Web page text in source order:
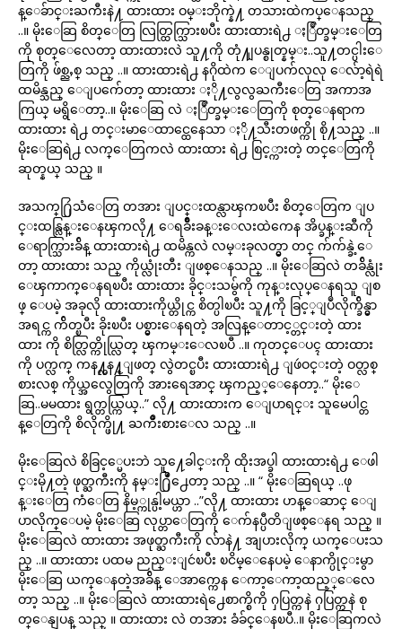
န္ေခ်ာင္းႀကီးနဲ႔ ထားထား ဝမ္းဘိုက္နဲ႔ တသားထဲကပ္ေနသည္
..။ မိုးေဆြ စိတ္ေတြ လြတ္ထြက္သြားၿပီး ထားထားရဲ႕ ႏြဳတ္ခမ္းေတြ
ကို စုတ္ေလေတာ့ ထားထားလဲ သူ႔ကို တုံ႔ျပန္စုတ္နမ္း..သူ႔တင္ပါးေ
တြကို ဖ်စ္ညႇစ္ သည္ ..။ ထားထားရဲ႕ နဂိုထဲက ေျပက်လုလု ေလ်ာ့ရဲရဲ
ထမိန္သည္ ေျပက်ေတာ့ ထားထား ႏို႔လွလွႀကီးေတြ အကာအ
ကြယ္ မရွိေတာ့..။ မိုးေဆြ လဲ ႏြဳတ္ခမ္းေတြကို စုတ္ေနရာက
ထားထား ရဲ႕ တင္းမာေထာင္ထေနေသာ ႏို႔သီးတဖက္ကို စို႔သည္ ..။
မိုးေဆြရဲ႕ လက္ေတြကလဲ ထားထား ရဲ႕ စြင့္ကားတဲ့ တင္ေတြကို
ဆုတ္နယ္ သည္ ။
အသက္႐ြဴသံေတြ တအား ျပင္းထန္လာၾကၿပီး စိတ္ေတြက ျပ
င္းထန္လြန္းေနၾကလို႔ ေရခ်ိဳးခန္းေလးထဲကေန အိပ္ခန္းဆီကို
ေရာက္သြားခ်ိန္ ထားထားရဲ႕ ထမိန္ကလဲ လမ္းခုလတ္မွာ တင္ က်က်န္ခဲ့ေ
တာ့ ထားထား သည္ ကိုယ္လုံးတီး ျဖစ္ေနသည္ ..။ မိုးေဆြလဲ တခ်ိန္လုံး
ေၾကာက္ေနရၿပီး ထားထား ခိုင္းသမွ်ကို ကုန္းလုပ္ေနရသူ ျစ
ဖ္ ေပမဲ့ အခုလို ထားထားကိုယ္တိုင္က စိတ္ပါၿပီး သူ႔ကို ခြင့္ျပဳလိုက္ခ်ိန္မွာ
အရင္က က်ိတ္ၿပီး ခိုးၿပီး ပစ္မွားေနရတဲ့ အလြန္ေတာင့္တင္းတဲ့ ထား
ထား ကို စိတ္လြတ္ကိုယ္လြတ္ ၾကမ္းေလၿပီ ..။ ကုတင္ေပၚ ထားထား
ကို ပက္လက္ ကန႔္လန႔္ျဖတ္ လွဲတင္ၿပီး ထားထားရဲ႕ ျဖဴဝင္းတဲ့ ဝတ္လစ္
စားလစ္ ကိုယ္အလွေတြကို အားရေအာင္ ၾကည့္ေနေတာ့..“ မိုးေ
ဆြ..မမထား ရွက္တယ္ကြယ္..” လို႔ ထားထားက ေျပာရင္း သူမေပါင္တ
န္ေတြကို စိလိုက္ဖို႔ ႀကိဳးစားေလ သည္ ..။
မိုးေဆြလဲ စိခြင့္မေပးဘဲ သူ႔ေခါင္းကို ထိုးအပ္ခါ ထားထားရဲ႕ ေဖါ
င္းမို႔တဲ့ ဖုတ္ႀကီးကို နမ္း႐ြဳံ႕ေတာ့ သည္ ..။ “ မိုးေဆြရယ္ ..ဖု
န္းေတြ ကံေတြ နိမ့္ကုန္ပါ့မယ္ဟာ ..”လို႔ ထားထား ဟန္ေဆာင္ ေျ
ပာလိုက္ေပမဲ့ မိုးေဆြ လုပ္တာေတြကို ေက်နပ္ပီတိျဖစ္ေနရ သည္ ။
မိုးေဆြလဲ ထားထား အဖုတ္ႀကီးကို လ်ာနဲ႔ အျပားလိုက္ ယက္ေပးသ
ည္ ..။ ထားထား ပထမ ညည္းျငဴၿပီး ၿငိမ္ေနေပမဲ့ ေနာက္ပိုင္းမွာ
မိုးေဆြ ယက္ေနတဲ့အခ်ိန္ ေအာက္ကေန ေကာ့ေကာ့ထည့္ေလေ
တာ့ သည္ ..။ မိုးေဆြလဲ ထားထားရဲ႕ေစာက္စိကို ႁပြတ္ကနဲ ႁပြတ္ကနဲ စု
တ္ေနျပန္ သည္ ။ ထားထား လဲ တအား ခံခ်င္ေနၿပီ..။ မိုးေဆြကလဲ